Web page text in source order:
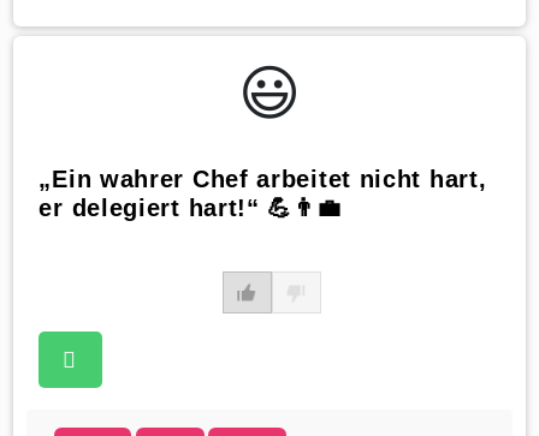
😃️
„Ein wahrer Chef arbeitet nicht hart,
er delegiert hart!“ 💪👨‍💼